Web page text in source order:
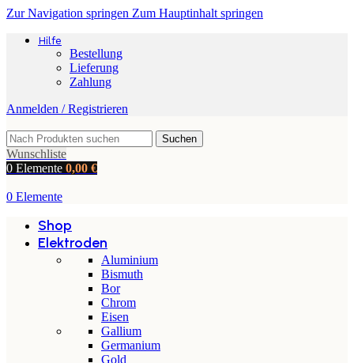
Zur Navigation springen Zum Hauptinhalt springen
Hilfe
Bestellung
Lieferung
Zahlung
Anmelden / Registrieren
Suchen
Wunschliste
0 Elemente 0,00 €
0 Elemente
Shop
Elektroden
Aluminium
Bismuth
Bor
Chrom
Eisen
Gallium
Germanium
Gold